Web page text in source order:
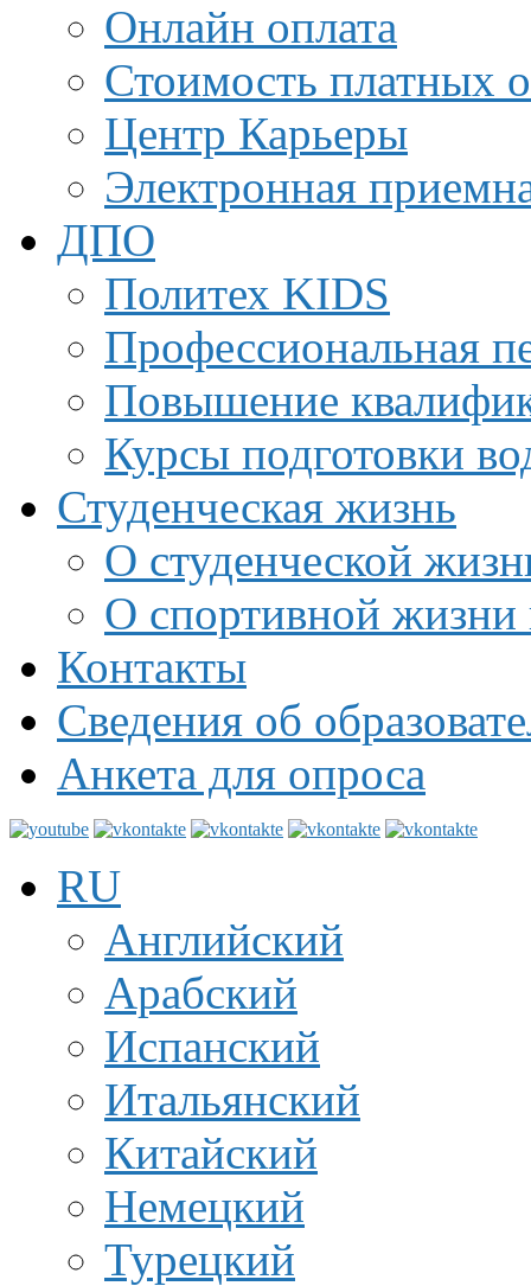
Онлайн оплата
Стоимость платных
Центр Карьеры
Электронная
ДПО
Политех KIDS
Профессиональная
Повышение
Курсы подготовки
Студенческая жизнь
О студенческой
О спортивной жизни
Контакты
Сведения об
Анкета для опроса
RU
Английский
Арабский
Испанский
Итальянский
Китайский
Немецкий
Турецкий